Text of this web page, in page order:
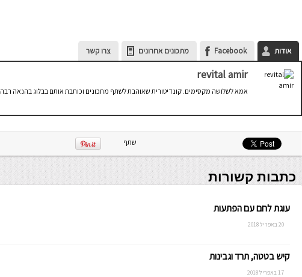
אודות Facebook מתכונים אחרונים צרו קשר
revital amir
אמא לשלושה מקסימים. קונדיטורית שאוהבת לשתף מתכונים וכותבת אותם בבלוג בהנאה רבה
שתף
כתבות קשורות
עוגת לחם עם הפתעות
20 באפריל 2018
קיש בטטה, תרד וגבינות
17 באפריל 2018